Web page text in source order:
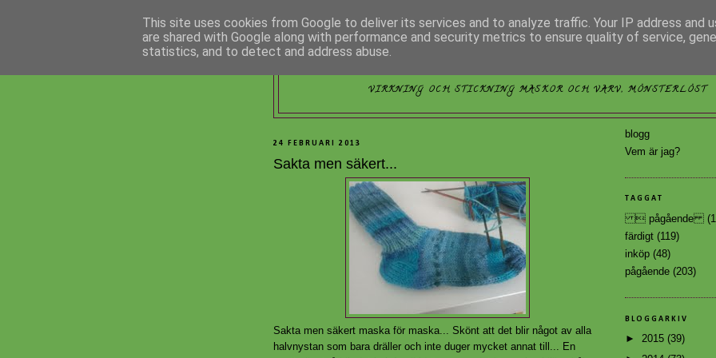
VIRKNING OCH STICKNING MASKOR OCH VARV, MÖNSTERLÖST
24 FEBRUARI 2013
Sakta men säkert...
Sakta men säkert maska för maska... Skönt att det blir något av alla
halvnystan som bara dräller och inte duger mycket annat till... En
blogg
Vem är jag?
TAGGAT
 pågående
färdigt (119)
inköp (48)
pågående (203)
BLOGGARKIV
► 2015 (39)
This site uses cookies from Google to deliver its services and to analyze traffic. Your IP address and
are shared with Google along with performance and security metrics to ensure quality of service,
statistics, and to detect and address abuse.